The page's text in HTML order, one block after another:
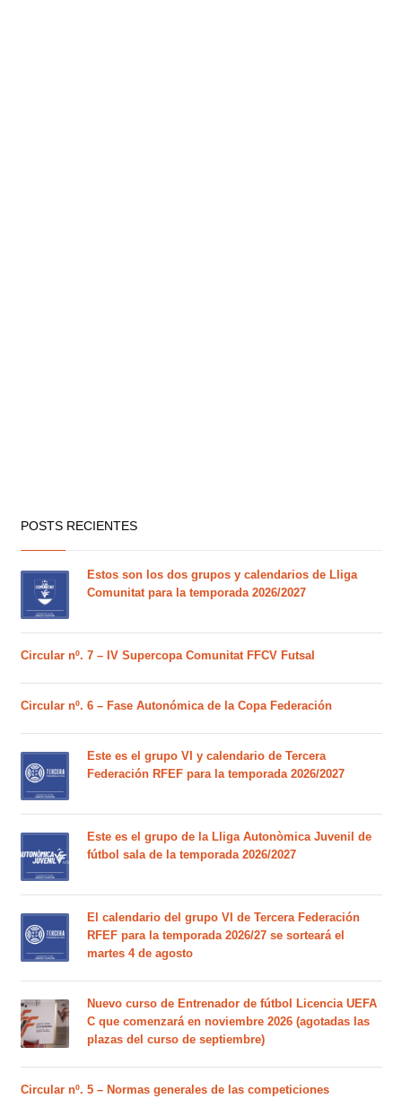
POSTS RECIENTES
Estos son los dos grupos y calendarios de Lliga
Comunitat para la temporada 2026/2027
Circular nº. 7 – IV Supercopa Comunitat FFCV Futsal
Circular nº. 6 – Fase Autonómica de la Copa Federación
Este es el grupo VI y calendario de Tercera
Federación RFEF para la temporada 2026/2027
Este es el grupo de la Lliga Autonòmica Juvenil de
fútbol sala de la temporada 2026/2027
El calendario del grupo VI de Tercera Federación
RFEF para la temporada 2026/27 se sorteará el
martes 4 de agosto
Nuevo curso de Entrenador de fútbol Licencia UEFA
C que comenzará en noviembre 2026 (agotadas las
plazas del curso de septiembre)
Circular nº. 5 – Normas generales de las competiciones